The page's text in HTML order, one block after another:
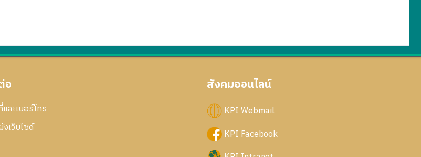
อ
ละเบอร์โทร
เว็บไซด์
สังคมออนไลน์
KPI Webmail
KPI Facebook